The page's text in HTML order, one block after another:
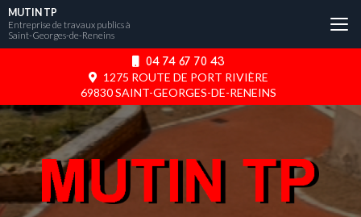
Aller
au
contenu
04 74 67 70 43
1275 ROUTE DE PORT RIVIÈRE
69830 SAINT-GEORGES-DE-RENEINS
MUTIN TP
Entreprise de travaux publics à
Saint-Georges-de-Reneins